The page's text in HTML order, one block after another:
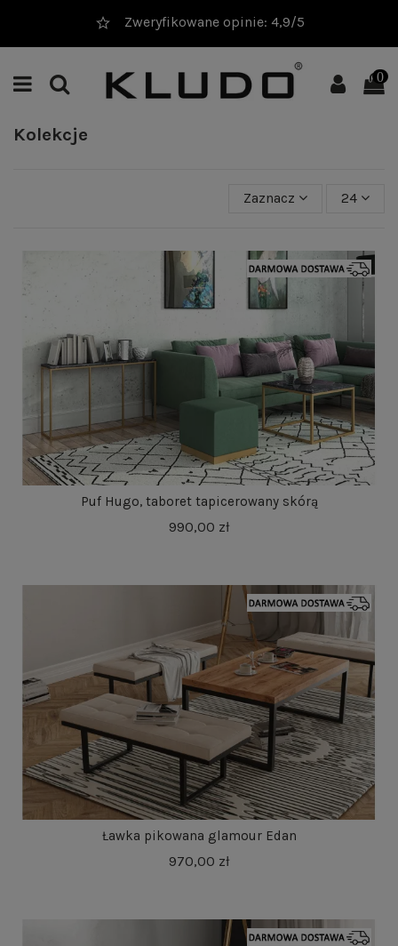
20 000+ sprzedanych produktów
0
Kolekcje
Zaznacz 24
Puf Hugo, taboret tapicerowany skórą
990,00 zł
Ławka pikowana glamour Edan
970,00 zł